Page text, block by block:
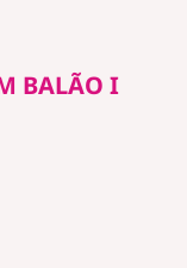
BALÃO I